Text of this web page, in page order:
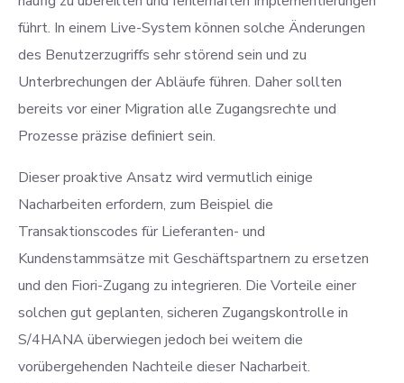
führt. In einem Live-System können solche Änderungen
des Benutzerzugriffs sehr störend sein und zu
Unterbrechungen der Abläufe führen. Daher sollten
bereits vor einer Migration alle Zugangsrechte und
Prozesse präzise definiert sein.
Dieser proaktive Ansatz wird vermutlich einige
Nacharbeiten erfordern, zum Beispiel die
Transaktionscodes für Lieferanten- und
Kundenstammsätze mit Geschäftspartnern zu ersetzen
und den Fiori-Zugang zu integrieren. Die Vorteile einer
solchen gut geplanten, sicheren Zugangskontrolle in
S/4HANA überwiegen jedoch bei weitem die
vorübergehenden Nachteile dieser Nacharbeit.